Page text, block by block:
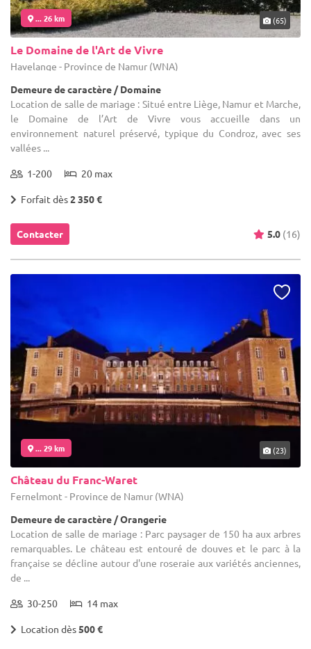
... 26 km (65)
Le Domaine de l'Art de Vivre
Havelange - Province de Namur (WNA)
Demeure de caractère / Domaine
Location de salle de mariage : Situé entre Liège, Namur et Marche,
le Domaine de l’Art de Vivre vous accueille dans un
environnement naturel préservé, typique du Condroz, avec ses
vallées ...
1-200 20 max
Forfait dès2 350 €
Contacter 5.0 (16)
... 29 km (23)
Château du Franc-Waret
Fernelmont - Province de Namur (WNA)
Demeure de caractère / Orangerie
Location de salle de mariage : Parc paysager de 150 ha aux arbres
remarquables. Le château est entouré de douves et le parc à la
française se décline autour d'une roseraie aux variétés anciennes,
de ...
30-250 14 max
Location dès500 €